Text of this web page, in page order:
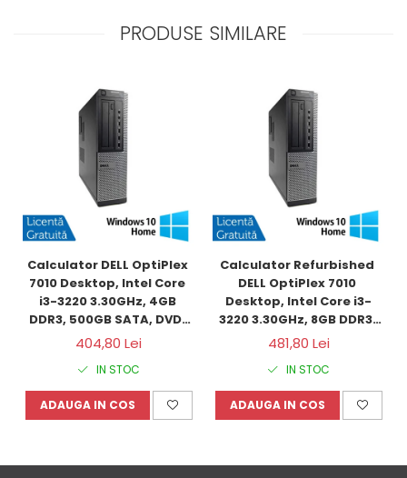
PRODUSE SIMILARE
Calculator DELL OptiPlex
7010 Desktop, Intel Core
i3-3220 3.30GHz, 4GB
DDR3, 500GB SATA, DVD-
RW + Windows 10 Home
404,80 Lei
IN STOC
ADAUGA IN COS
Calculator Refurbished
DELL OptiPlex 7010
Desktop, Intel Core i3-
3220 3.30GHz, 8GB DDR3,
120GB SSD + Windows 10
Home
481,80 Lei
IN STOC
ADAUGA IN COS